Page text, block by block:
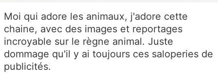
Moi qui adore les animaux, j'adore cette
chaine, avec des images et reportages
incroyable sur le règne animal. Juste
dommage qu'il y ai toujours ces saloperies de
publicités.